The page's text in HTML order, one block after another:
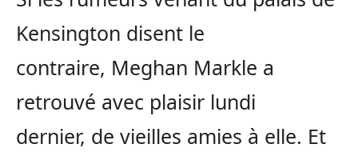
Kensington disent le
contraire, Meghan Markle a
retrouvé avec plaisir lundi
dernier, de vieilles amies à elle. Et